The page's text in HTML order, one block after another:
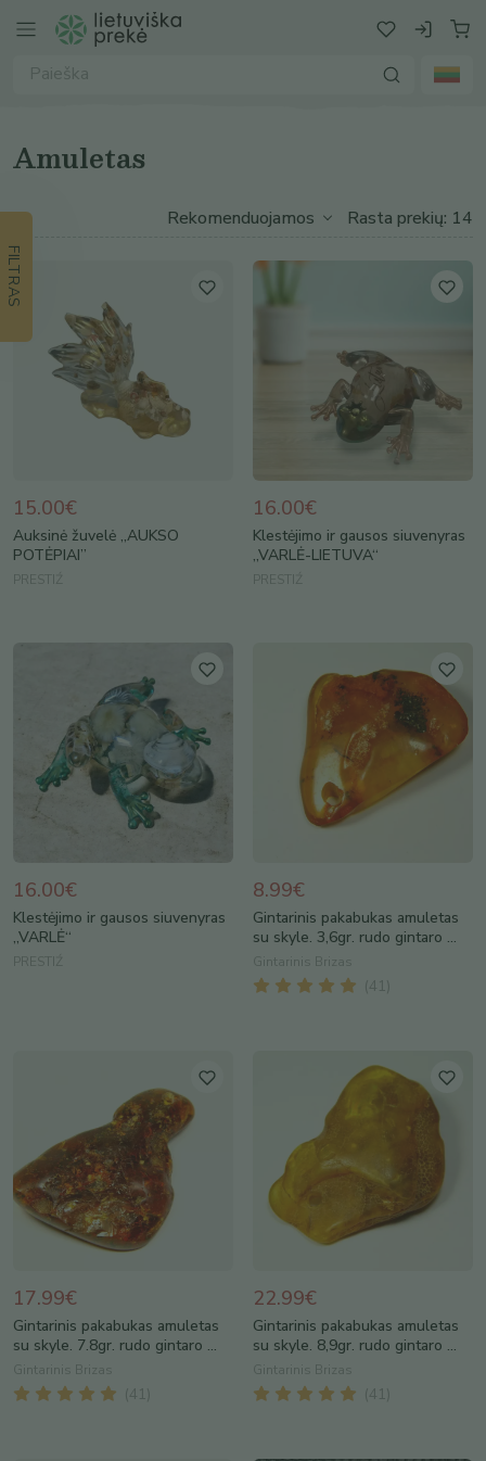
Amuletas
FILTRAS
Rasta prekių: 14
15.00€
Auksinė žuvelė „AUKSO
POTĖPIAI”
PRESTIŹ
16.00€
Klestėjimo ir gausos siuvenyras
„VARLĖ-LIETUVA“
PRESTIŹ
16.00€
Klestėjimo ir gausos siuvenyras
„VARLĖ“
PRESTIŹ
8.99€
Gintarinis pakabukas amuletas
su skyle. 3,6gr. rudo gintaro ...
Gintarinis Brizas
( 41
17.99€
Gintarinis pakabukas amuletas
su skyle. 7.8gr. rudo gintaro ...
Gintarinis Brizas
( 41
22.99€
Gintarinis pakabukas amuletas
su skyle. 8,9gr. rudo gintaro ...
Gintarinis Brizas
( 41